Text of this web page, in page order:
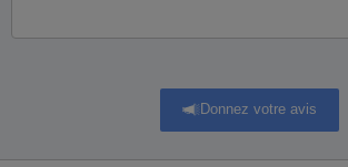
Donnez votre avis